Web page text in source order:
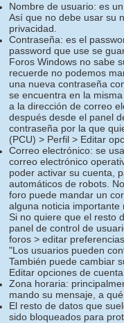
Nombre de usuario: es
Así que no debe usar su
privacidad.
Contraseña: es el
password que use se
Foros Windows no sabe
recuerde no podemos
una nueva contraseña
se encuentra en la
a la dirección de correo
después desde el panel
contraseña por la que
(PCU) > Perfil > Editar
Correo electrónico: se
correo electrónico
poder activar su cuenta,
automáticos de robots.
foro puede mandar un
alguna noticia importante
Si no quiere que el resto
panel de control de
foros > editar
"Los usuarios pueden
También puede cambiar
Editar opciones de cuenta.
Zona horaria:
mando su mensaje, a
El resto de datos que
sido bloqueados para